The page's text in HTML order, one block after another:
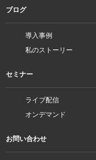
ブログ
導入事例
私のストーリー
セミナー
ライブ配信
オンデマンド
お問い合わせ